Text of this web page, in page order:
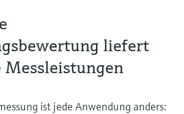
liefert
Messleistungen
ist jede Anwendung anders: